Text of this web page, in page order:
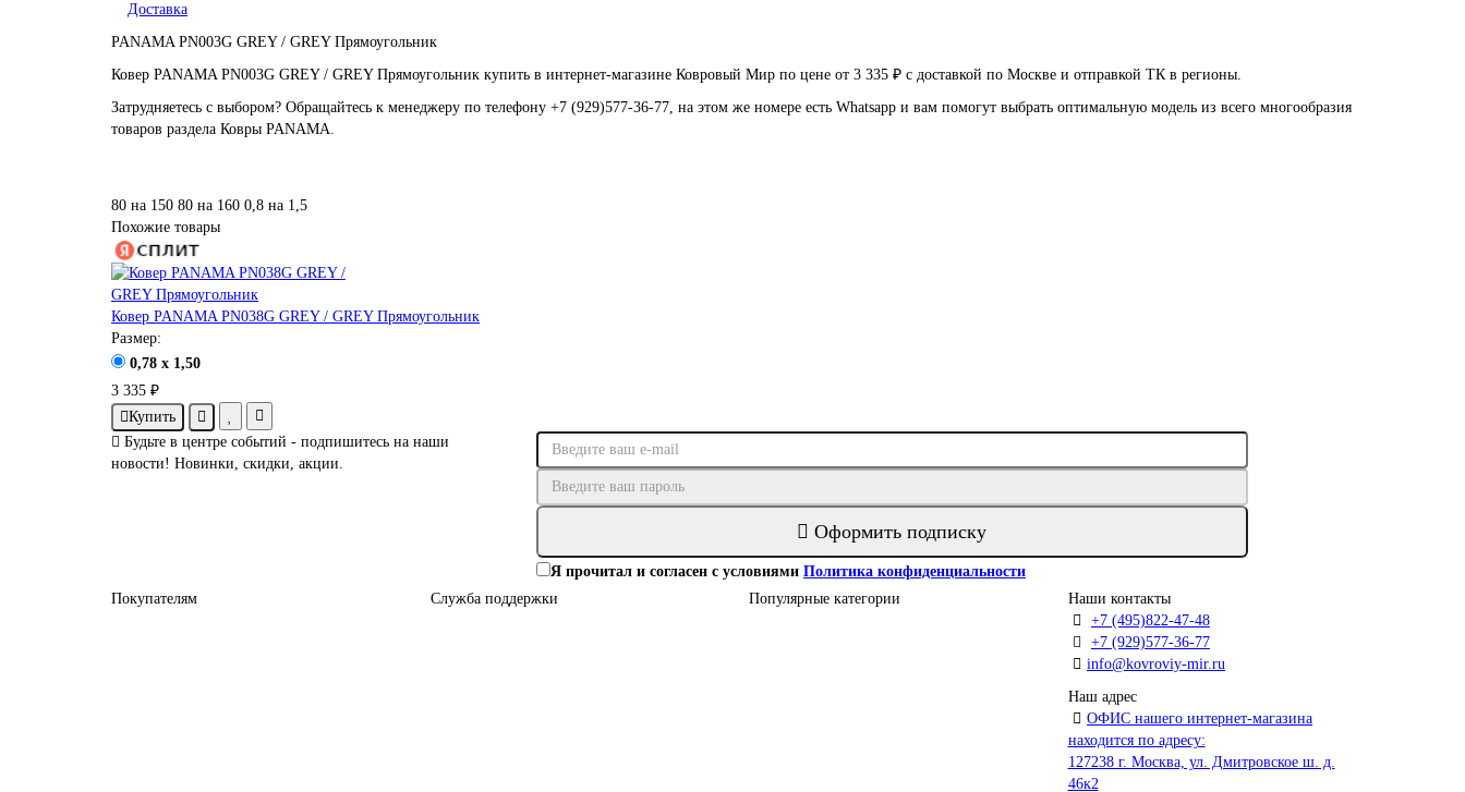
Доставка
PANAMA PN003G GREY / GREY Прямоугольник
Ковер PANAMA PN003G GREY / GREY Прямоугольник купить в интернет-магазине Ковровый Мир по цене от 3 335 ₽ с доставкой по Москве и отправкой ТК в регионы.
Затрудняетесь с выбором? Обращайтесь к менеджеру по телефону +7 (929)577-36-77, на этом же номере есть Whatsapp и вам помогут выбрать оптимальную модель из всего многообразия
товаров раздела Ковры PANAMA.
80 на 150 80 на 160 0,8 на 1,5
Похожие товары
Ковер PANAMA PN038G GREY / GREY Прямоугольник
Размер:
0,78 x 1,50
3 335 ₽
Купить
Будьте в центре событий - подпишитесь на наши
новости! Новинки, скидки, акции.
Оформить подписку
Я прочитал и согласен с условиями Политика конфиденциальности
Покупателям
Служба поддержки Популярные категории
Наши контакты
+7 (495)822-47-48
+7 (929)577-36-77
info@kovroviy-mir.ru
Наш адрес
ОФИС нашего интернет-магазина
находится по адресу:
127238 г. Москва, ул. Дмитровское ш. д.
46к2